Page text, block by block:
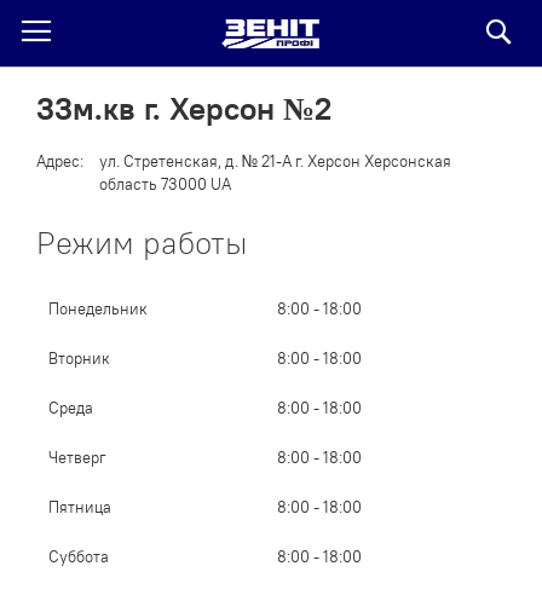
33м.кв г. Херсон №2
Адрес:
ул. Стретенская, д. № 21-А г. Херсон Херсонская
область 73000 UA
Режим работы
Понедельник 8:00 - 18:00
Вторник 8:00 - 18:00
Среда 8:00 - 18:00
Четверг 8:00 - 18:00
Пятница 8:00 - 18:00
Суббота 8:00 - 18:00